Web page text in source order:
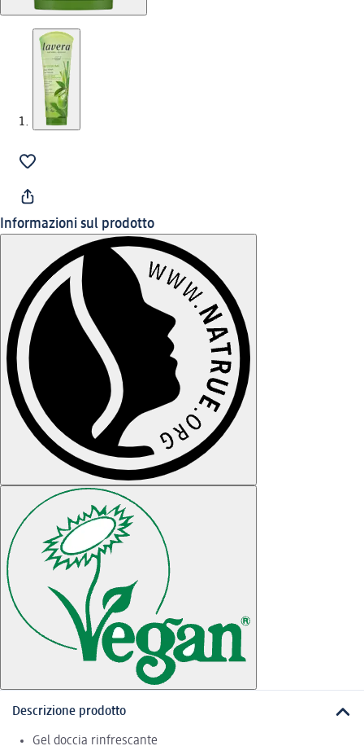
Informazioni sul prodotto
Descrizione prodotto
Gel doccia rinfrescante